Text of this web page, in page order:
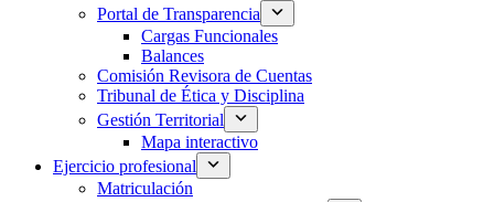
Portal de Transparencia
Cargas Funcionales
Balances
Comisión Revisora de Cuentas
Tribunal de Ética y Disciplina
Gestión Territorial
Mapa interactivo
Ejercicio profesional
Matriculación